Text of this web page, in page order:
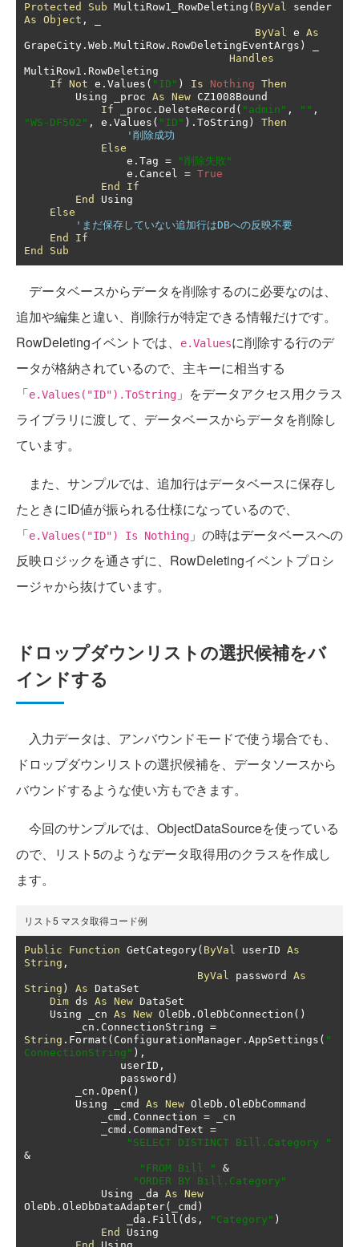
Protected Sub MultiRow1_RowDeleting ( ByVal
As Object ,
ByVal e As
GrapeCity . Web . MultiRow . RowDeletingEventArgs )
Handles
MultiRow1 . RowDeleting
If
Not e . Values ( "ID" ) Is Nothing Then
        Using _proc
As New CZ1008Bound
If _proc . DeleteRecord ( "admin" , "" ,
"WS-DF502" , e . Values ( "ID" ). ToString )
Then
'削除成功
Else
                e
. Tag =
"削除失敗"
                e
. Cancel = True
End
If
End
Using
Else
'まだ保存していない追加行はDBへの反映不要
End
If
End
Sub
データベースからデータを削除するのに必要なのは、
追加や編集と違い、削除行が特定できる情報だけです。
RowDeletingイベントでは、
e.Valuesに削除する行のデ
ータが格納されているので、主キーに相当する
「e.Values("ID").ToString 」をデータアクセス用クラス
ライブラリに渡して、データベースからデータを削除し
ています。
また、サンプルでは、追加行はデータベースに保存し
たときにID値が振られる仕様になっているので、
「e.Values("ID") Is Nothing 」の時はデータベースへの
反映ロジックを通さずに、RowDeletingイベントプロシ
ージャから抜けています。
ドロップダウンリストの選択候補をバ
インドする
入力データは、アンバウンドモードで使う場合でも、
ドロップダウンリストの選択候補を、データソースから
バウンドするような使い方もできます。
今回のサンプルでは、ObjectDataSourceを使っている
ので、リスト5のようなデータ取得用のクラスを作成し
ます。
リスト5 マスタ取得コード例
Public Function GetCategory( ByVal userID As
String ,
ByVal password As
String ) As DataSet
Dim ds As New DataSet
    Using _cn
As New OleDb . OleDbConnection ()
        _cn
. ConnectionString =
String . Format ( ConfigurationManager . AppSettings ( "
ConnectionString" ),
               userID
,
               password
)
        _cn
. Open ()
        Using _cmd
As New OleDb . OleDbCommand
            _cmd
. Connection = _cn
            _cmd
. CommandText =
"SELECT DISTINCT Bill.Category "
&
"FROM Bill "
&
"ORDER BY Bill.Category"
            Using _da
As
New
OleDb . OleDbDataAdapter( _cmd )
                _da
. Fill ( ds , "Category" )
End
Using